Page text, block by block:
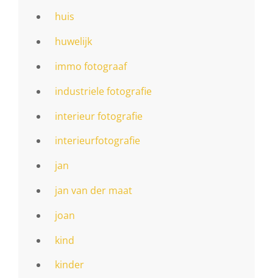
huis
huwelijk
immo fotograaf
industriele fotografie
interieur fotografie
interieurfotografie
jan
jan van der maat
joan
kind
kinder